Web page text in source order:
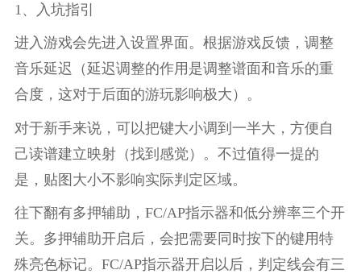
1、入坑指引
进入游戏会先进入设置界面。根据游戏反馈，调整
音乐延迟（延迟调整的作用是调整谱面和音乐的重
合度，这对于后面的游玩影响极大）。
对于新手来说，可以把键大小调到一半大，方便自
己读谱建立映射（找到感觉）。不过值得一提的
是，贴图大小不影响实际判定区域。
往下翻有多押辅助，FC/AP指示器和低分辨率三个开
关。多押辅助开启后，会把需要同时按下的键用特
殊亮色标记。FC/AP指示器开启以后，判定线会有三